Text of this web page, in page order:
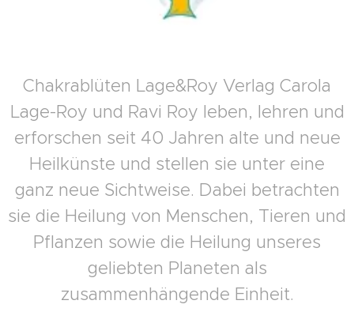
Chakrablüten Lage&Roy Verlag Carola
Lage-Roy und Ravi Roy leben, lehren und
erforschen seit 40 Jahren alte und neue
Heilkünste und stellen sie unter eine
ganz neue Sichtweise. Dabei betrachten
sie die Heilung von Menschen, Tieren und
Pflanzen sowie die Heilung unseres
geliebten Planeten als
zusammenhängende Einheit.